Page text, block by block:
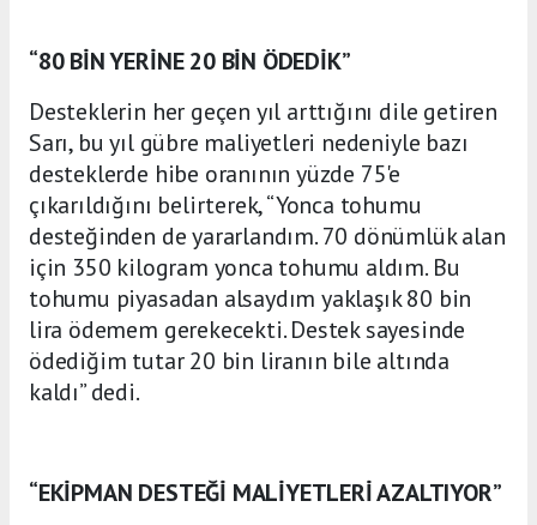
“80 BİN YERİNE 20 BİN ÖDEDİK”
Desteklerin her geçen yıl arttığını dile getiren
Sarı, bu yıl gübre maliyetleri nedeniyle bazı
desteklerde hibe oranının yüzde 75'e
çıkarıldığını belirterek, “Yonca tohumu
desteğinden de yararlandım. 70 dönümlük alan
için 350 kilogram yonca tohumu aldım. Bu
tohumu piyasadan alsaydım yaklaşık 80 bin
lira ödemem gerekecekti. Destek sayesinde
ödediğim tutar 20 bin liranın bile altında
kaldı” dedi.
“EKİPMAN DESTEĞİ MALİYETLERİ AZALTIYOR”